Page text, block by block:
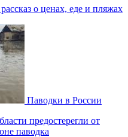
о ценах, еде и пляжах
Паводки в России
предостерегли от
паводка